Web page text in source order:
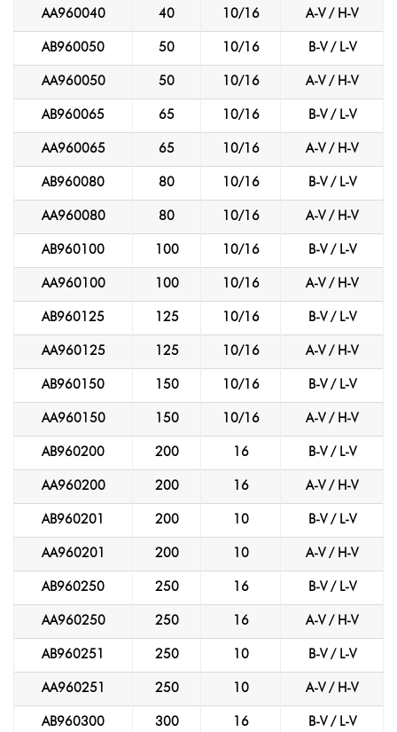
AA960040 40 10/16 A-V / H-V
AB960050 50 10/16 B-V / L-V
AA960050 50 10/16 A-V / H-V
AB960065 65 10/16 B-V / L-V
AA960065 65 10/16 A-V / H-V
AB960080 80 10/16 B-V / L-V
AA960080 80 10/16 A-V / H-V
AB960100 100 10/16 B-V / L-V
AA960100 100 10/16 A-V / H-V
AB960125 125 10/16 B-V / L-V
AA960125 125 10/16 A-V / H-V
AB960150 150 10/16 B-V / L-V
AA960150 150 10/16 A-V / H-V
AB960200 200 16 B-V / L-V
AA960200 200 16 A-V / H-V
AB960201 200 10 B-V / L-V
AA960201 200 10 A-V / H-V
AB960250 250 16 B-V / L-V
AA960250 250 16 A-V / H-V
AB960251 250 10 B-V / L-V
AA960251 250 10 A-V / H-V
AB960300 300 16 B-V / L-V